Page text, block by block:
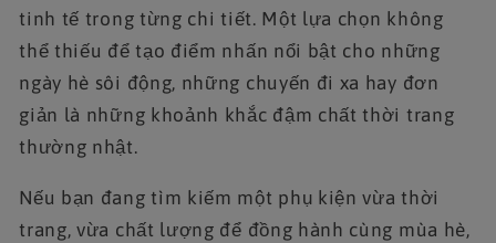
tinh tế trong từng chi tiết. Một lựa chọn không
thể thiếu để tạo điểm nhấn nổi bật cho những
ngày hè sôi động, những chuyến đi xa hay đơn
giản là những khoảnh khắc đậm chất thời trang
thường nhật.
Nếu bạn đang tìm kiếm một phụ kiện vừa thời
trang, vừa chất lượng để đồng hành cùng mùa hè,